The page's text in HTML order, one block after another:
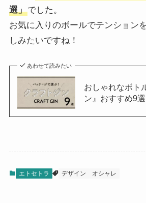
選」でした。
お気に入りのボールでテンション
しみたいですね！
あわせて読みたい
おしゃれなボト
ン』おすすめ9選
エトセトラ デザイン オシャレ